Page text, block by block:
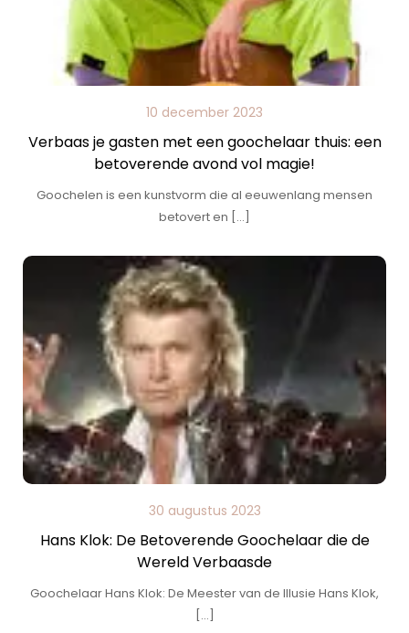
10 december 2023
Verbaas je gasten met een goochelaar thuis: een
betoverende avond vol magie!
Goochelen is een kunstvorm die al eeuwenlang mensen
betovert en […]
30 augustus 2023
Hans Klok: De Betoverende Goochelaar die de
Wereld Verbaasde
Goochelaar Hans Klok: De Meester van de Illusie Hans Klok,
[…]